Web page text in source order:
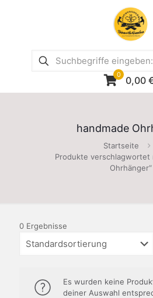
0 0,00
handmade
Startseite
Produkte verschlagwortet
Ohrhänger“
0 Ergebnisse
Es wurden keine
deiner Auswahl